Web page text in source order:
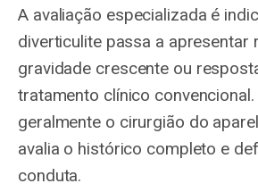
A avaliação especializada é
diverticulite passa a apresentar
gravidade crescente ou
tratamento clínico convencional.
geralmente o cirurgião do
avalia o histórico completo e
conduta.